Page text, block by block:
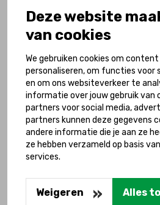
Deze website
van cookies
We gebruiken cookies om
personaliseren, om functies voor
en om ons websiteverkeer te
informatie over jouw gebruik van
partners voor social media,
partners kunnen deze gegevens
andere informatie die je aan ze
ze hebben verzameld op basis
services.
Weigeren Alles
Dankzij de 50-50 regeling
een nieuw wooninitiatief
Lees het verhaal van de